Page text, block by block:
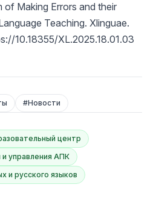
of Making Errors and their
Teaching. Xlinguae.
10.18355/XL.2025.18.01.03
#Новости
центр
управления АПК
и русского языков